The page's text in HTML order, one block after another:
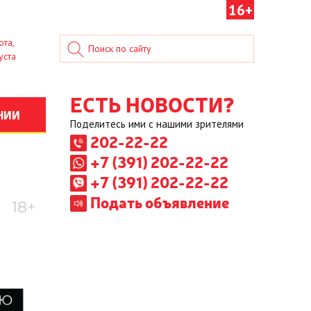
16+
ЕСТЬ НОВОСТИ?
Поделитесь ими с нашими зрителями
202-22-22
+7 (391) 202-22-22
+7 (391) 202-22-22
Подать объявление